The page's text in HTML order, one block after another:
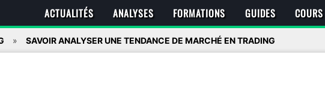
ACTUALITÉS ANALYSES FORMATIONS GUIDES COURS
SAVOIR ANALYSER UNE TENDANCE DE MARCHÉ EN TRADING